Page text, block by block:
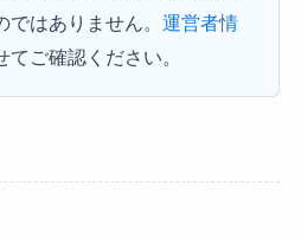
ではありません。運営者情
てご確認ください。